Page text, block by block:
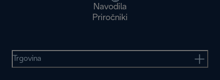
Navodila
Priročniki
Trgovina